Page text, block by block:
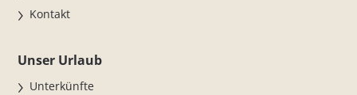
Kontakt
Unser Urlaub
Unterkünfte